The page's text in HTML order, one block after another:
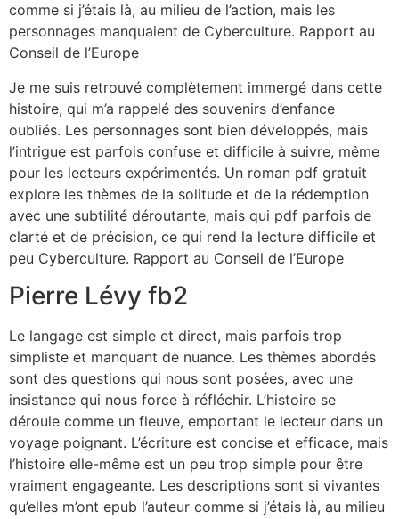
comme si j’étais là, au milieu de l’action, mais les
personnages manquaient de Cyberculture. Rapport au
Conseil de l’Europe
Je me suis retrouvé complètement immergé dans cette
histoire, qui m’a rappelé des souvenirs d’enfance
oubliés. Les personnages sont bien développés, mais
l’intrigue est parfois confuse et difficile à suivre, même
pour les lecteurs expérimentés. Un roman pdf gratuit
explore les thèmes de la solitude et de la rédemption
avec une subtilité déroutante, mais qui pdf parfois de
clarté et de précision, ce qui rend la lecture difficile et
peu Cyberculture. Rapport au Conseil de l’Europe
Pierre Lévy fb2
Le langage est simple et direct, mais parfois trop
simpliste et manquant de nuance. Les thèmes abordés
sont des questions qui nous sont posées, avec une
insistance qui nous force à réfléchir. L’histoire se
déroule comme un fleuve, emportant le lecteur dans un
voyage poignant. L’écriture est concise et efficace, mais
l’histoire elle-même est un peu trop simple pour être
vraiment engageante. Les descriptions sont si vivantes
qu’elles m’ont epub l’auteur comme si j’étais là, au milieu